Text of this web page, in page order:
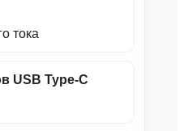
тока
USB Type‑C